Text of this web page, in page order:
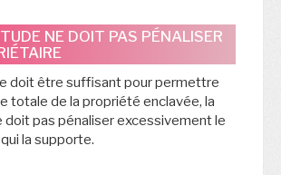
NE DOIT PAS PÉNALISER
doit être suffisant pour permettre
totale de la propriété enclavée, la
doit pas pénaliser excessivement le
la supporte.